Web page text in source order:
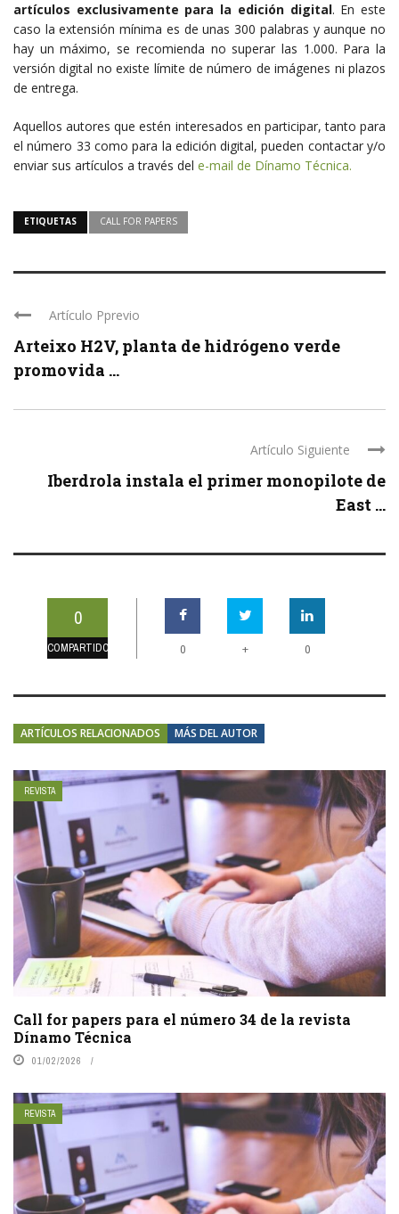
artículos exclusivamente para la edición digital. En este
caso la extensión mínima es de unas 300 palabras y aunque no
hay un máximo, se recomienda no superar las 1.000. Para la
versión digital no existe límite de número de imágenes ni plazos
de entrega.
Aquellos autores que estén interesados en participar, tanto para
el número 33 como para la edición digital, pueden contactar y/o
enviar sus artículos a través del e-mail de Dínamo Técnica.
ETIQUETAS CALL FOR PAPERS
Artículo Pprevio
Arteixo H2V, planta de hidrógeno verde
promovida ...
Artículo Siguiente
Iberdrola instala el primer monopilote de
East ...
0
COMPARTIDOS 0 + 0
ARTÍCULOS RELACIONADOS MÁS DEL AUTOR
REVISTA
Call for papers para el número 34 de la revista
Dínamo Técnica
01/02/2026
REVISTA